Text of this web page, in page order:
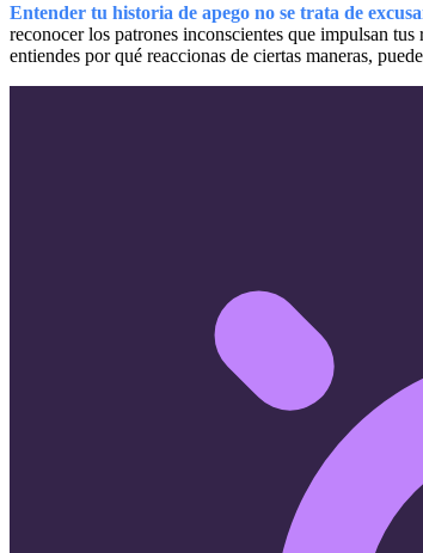
Entender tu historia de apego no se trata de
reconocer los patrones inconscientes que impulsan tus
entiendes por qué reaccionas de ciertas maneras,